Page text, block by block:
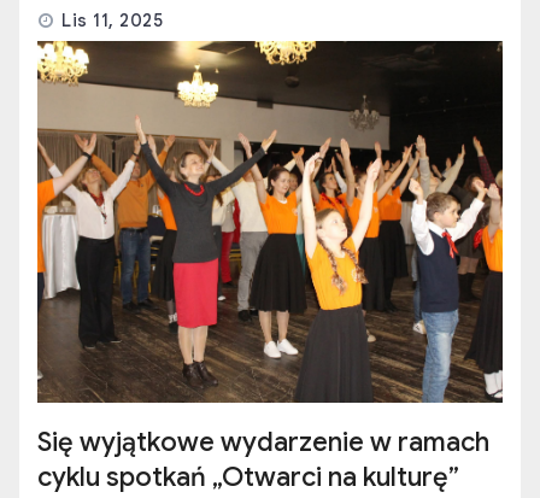
Lis 11, 2025
Się wyjątkowe wydarzenie w ramach
cyklu spotkań „Otwarci na kulturę”